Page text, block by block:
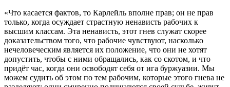
«Что касается фактов, то Карлейль вполне прав; он не прав
только, когда осуждает страстную ненависть рабочих к
высшим классам. Эта ненависть, этот гнев служат скорее
доказательством того, что рабочие чувствуют, насколько
нечеловеческим является их положение, что они не хотят
допустить, чтобы с ними обращались, как со скотом, и что
придёт час, когда они освободят себя от ига буржуазии. Мы
можем судить об этом по тем рабочим, которые этого гнева не